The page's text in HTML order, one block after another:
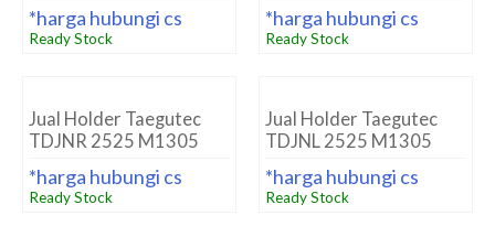
*harga hubungi cs
Ready Stock
*harga hubungi cs
Ready Stock
Jual Holder Taegutec
TDJNR 2525 M1305
*harga hubungi cs
Ready Stock
Jual Holder Taegutec
TDJNL 2525 M1305
*harga hubungi cs
Ready Stock